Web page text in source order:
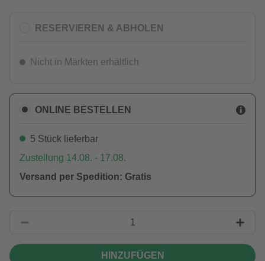
RESERVIEREN & ABHOLEN
Nicht in Märkten erhältlich
ONLINE BESTELLEN
5 Stück lieferbar
Zustellung 14.08. - 17.08.
Versand per Spedition: Gratis
HINZUFÜGEN